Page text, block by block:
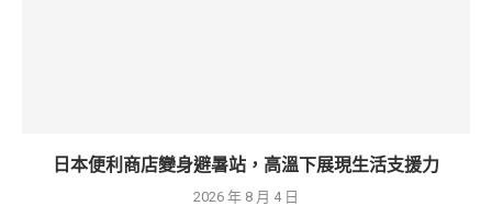
日本便利商店變身避暑站，高溫下展現生活支援力
2026 年 8 月 4 日